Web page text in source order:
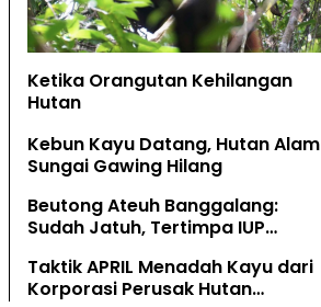
Ketika Orangutan Kehilangan
Hutan
Kebun Kayu Datang, Hutan Alam
Sungai Gawing Hilang
Beutong Ateuh Banggalang:
Sudah Jatuh, Tertimpa IUP
Taktik APRIL Menadah Kayu dari
Korporasi Perusak Hutan